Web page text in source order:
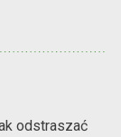
odstraszać